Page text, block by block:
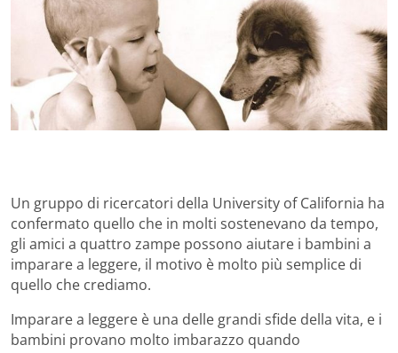
Un gruppo di ricercatori della University of California ha
confermato quello che in molti sostenevano da tempo,
gli amici a quattro zampe possono aiutare i bambini a
imparare a leggere, il motivo è molto più semplice di
quello che crediamo.
Imparare a leggere è una delle grandi sfide della vita, e i
bambini provano molto imbarazzo quando